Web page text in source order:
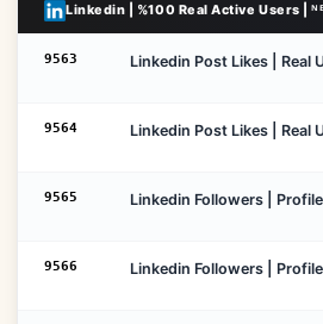
Linkedin | %100 Real Active Users |
9563 Linkedin Post Likes | Real
9564 Linkedin Post Likes | Real
9565 Linkedin Followers |
9566 Linkedin Followers |